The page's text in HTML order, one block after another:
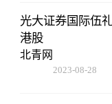
光大证券国际伍
港股
北青网
2023-08-28